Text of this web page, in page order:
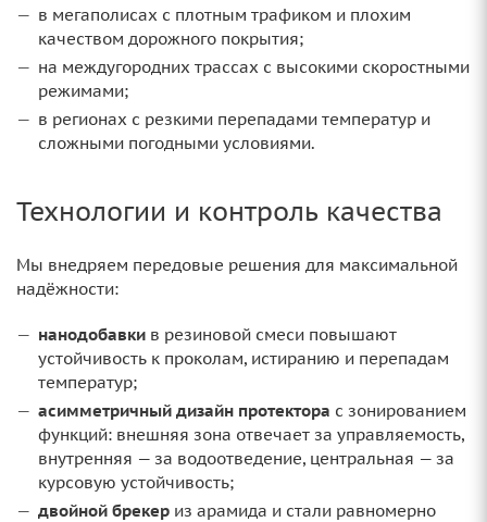
в мегаполисах с плотным трафиком и плохим
качеством дорожного покрытия;
на междугородних трассах с высокими скоростными
режимами;
в регионах с резкими перепадами температур и
сложными погодными условиями.
Технологии и контроль качества
Мы внедряем передовые решения для максимальной
надёжности:
нанодобавки в резиновой смеси повышают
устойчивость к проколам, истиранию и перепадам
температур;
асимметричный дизайн протектора с зонированием
функций: внешняя зона отвечает за управляемость,
внутренняя — за водоотведение, центральная — за
курсовую устойчивость;
двойной брекер из арамида и стали равномерно